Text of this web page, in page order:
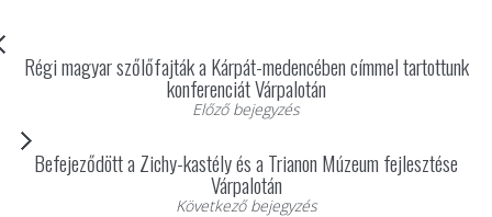
Régi magyar szőlőfajták a Kárpát-medencében címmel tartottunk
konferenciát Várpalotán
Előző bejegyzés
Befejeződött a Zichy-kastély és a Trianon Múzeum fejlesztése
Várpalotán
Következő bejegyzés